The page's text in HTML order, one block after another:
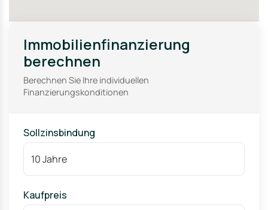
Immobilienfinanzierung
berechnen
Berechnen Sie Ihre individuellen
Finanzierungskonditionen
Sollzinsbindung
Kaufpreis